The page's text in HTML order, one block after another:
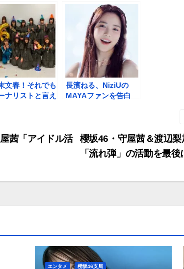
やりきった」
文春！それでも
ナリストと言え
長濱ねる、NiziUの
MAYAファンを告白
櫻坂46・守屋茜＆渡辺
「流れ弾」の活動を最後
茜「アイドル活
エンタメ 櫻坂46支局